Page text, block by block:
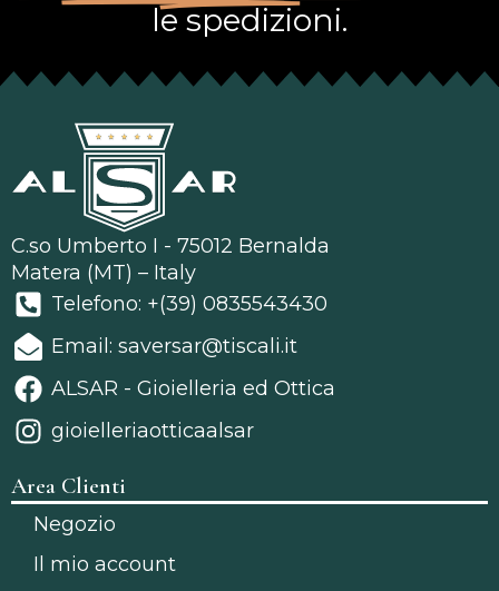
le spedizioni.
C.so Umberto I - 75012 Bernalda
Matera (MT) – Italy
Telefono: +(39) 0835543430
Email: saversar@tiscali.it
ALSAR - Gioielleria ed Ottica
gioielleriaotticaalsar
Area Clienti
Negozio
Il mio account